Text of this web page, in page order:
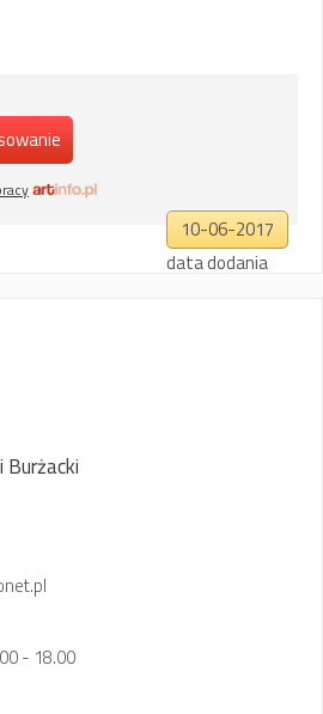
10-06-2017
data dodania
Burżacki
- 18.00